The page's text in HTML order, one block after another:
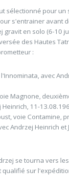
sélectionné pour un
s'entrainer avant
gravit en solo (6-10
des Hautes
:
avec
Magnone,
11-
voie Contamine,
Andrzej Heinrich et
se tourna vers
qualifié sur